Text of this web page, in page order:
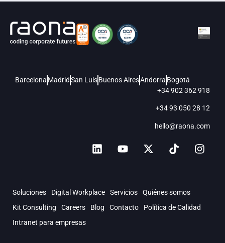
Barcelona MadridSan LuisBuenos AiresAndorra Bogotá
+34 902 362 918
+34 93 050 28 12
hello@raona.com
Soluciones Digital Workplace Servicios
Quiénes somos
Kit Consulting
Careers Blog Contacto
Política de Calidad
Intranet para empresas